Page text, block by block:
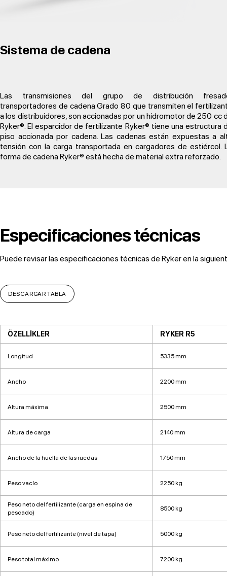
Sistema de cadena
Las transmisiones del grupo de distribución
transportadores de cadena Grado 80 que transmiten el
a los distribuidores, son accionadas por un hidromotor de 250 cc
Ryker®. El esparcidor de fertilizante Ryker® tiene una estructura
piso accionada por cadena. Las cadenas están expuestas a
tensión con la carga transportada en cargadores de estiércol.
forma de cadena Ryker® está hecha de material extra reforzado.
Especificaciones técnicas
Puede revisar las especificaciones técnicas de Ryker en la
DESCARGAR TABLA
ÖZELLİKLER RYKER R5
Longitud 5335 mm
Ancho 2200 mm
Altura máxima 2500 mm
Altura de carga 2140 mm
Ancho de la huella de las ruedas 1750 mm
Peso vacío 2250 kg
Peso neto del fertilizante (carga en espina de
pescado)
8500 kg
Peso neto del fertilizante (nivel de tapa) 5000 kg
Peso total máximo 7200 kg